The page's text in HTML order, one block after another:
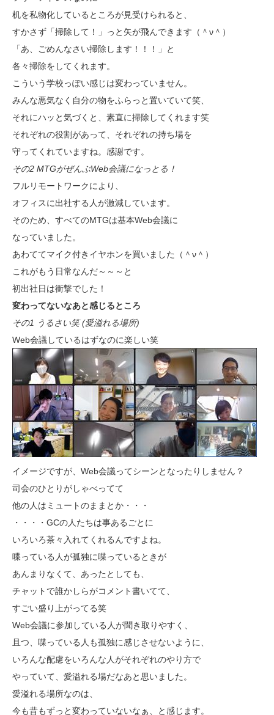
机を私物化しているところが見受けられると、
すかさず「掃除して！」っと矢が飛んできます（＾ν＾）
「あ、ごめんなさい掃除します！！！」と
各々掃除をしてくれます。
こういう学校っぽい感じは変わっていません。
みんな悪気なく自分の物をふらっと置いていて笑、
それにハッと気づくと、素直に掃除してくれます笑
それぞれの役割があって、それぞれの持ち場を
守ってくれていますね。感謝です。
その2 MTGがぜんぶWeb会議になっとる！
フルリモートワークにより、
オフィスに出社する人が激減しています。
そのため、すべてのMTGは基本Web会議に
なっていました。
あわててマイク付きイヤホンを買いました（＾ν＾）
これがもう日常なんだ～～～と
初出社日は衝撃でした！
変わってないなあと感じるところ
その1 うるさい笑 (愛溢れる場所)
Web会議しているはずなのに楽しい笑
イメージですが、Web会議ってシーンとなったりしません？
司会のひとりがしゃべってて
他の人はミュートのままとか・・・
・・・・GCの人たちは事あるごとに
いろいろ茶々入れてくれるんですよね。
喋っている人が孤独に喋っているときが
あんまりなくて、あったとしても、
チャットで誰かしらがコメント書いてて、
すごい盛り上がってる笑
Web会議に参加している人が聞き取りやすく、
且つ、喋っている人も孤独に感じさせないように、
いろんな配慮をいろんな人がそれぞれのやり方で
やっていて、愛溢れる場だなあと思いました。
愛溢れる場所なのは、
今も昔もずっと変わっていないなぁ、と感じます。